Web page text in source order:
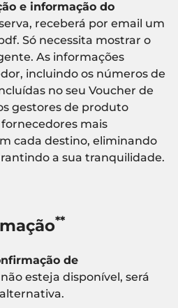
e informação do
receberá por email um
Só necessita mostrar o
As informações
incluindo os números de
no seu Voucher de
gestores de produto
mais
cada destino, eliminando
a sua tranquilidade.
**
de
esteja disponível, será